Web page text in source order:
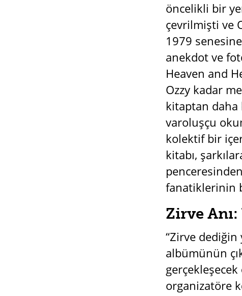
öncelikli bir
çevrilmişti ve
1979
anekdot ve
Heaven and
Ozzy kadar
kitaptan daha
varoluşçu
kolektif bir
kitabı,
fanatiklerinin
Zirve
“Zirve dediğin
albümünün
organizatöre